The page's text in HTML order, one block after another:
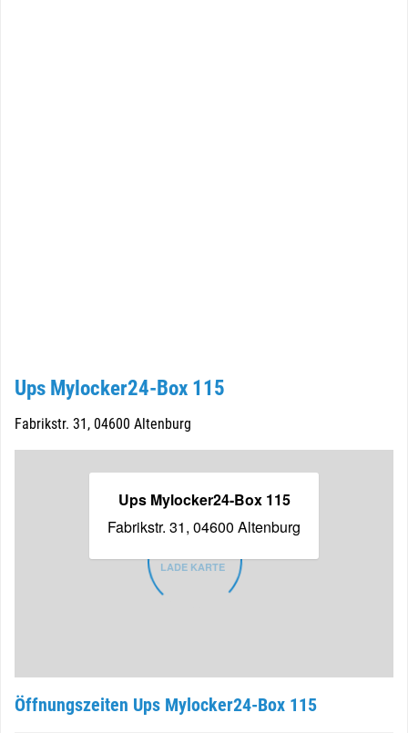
Ups Mylocker24-Box 115
Fabrikstr. 31, 04600 Altenburg
LADE KARTE
Ups Mylocker24-Box 115
Fabrikstr. 31, 04600 Altenburg
Öffnungszeiten Ups Mylocker24-Box 115